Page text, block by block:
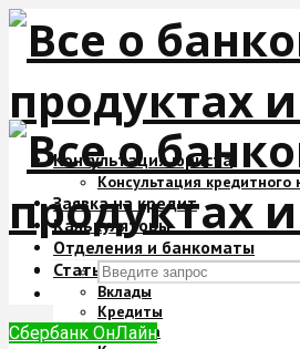
Консультация юриста
Консультация кредитного
Заявка на кредит
Калькуляторы
Отделения и банкоматы
Статьи
Вклады
Кредиты
Ипотека
Сбербанк ОнЛайн